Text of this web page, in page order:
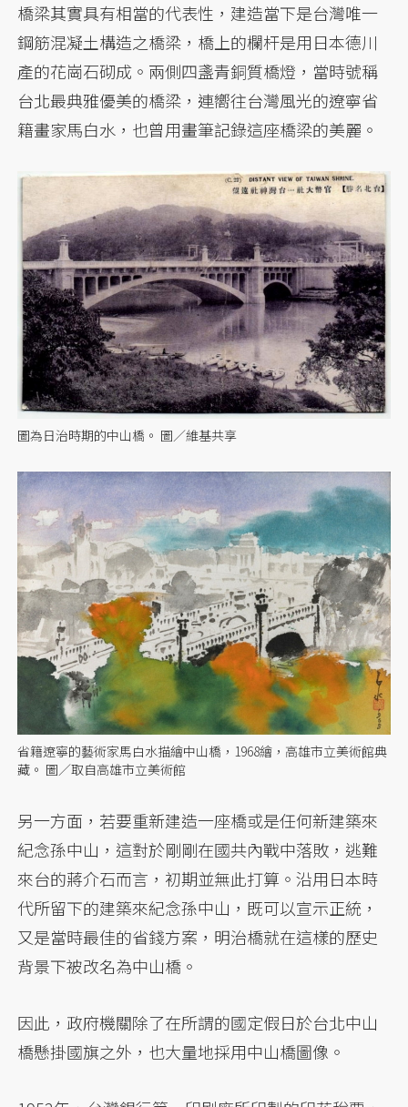
橋梁其實具有相當的代表性，建造當下是台灣唯一
鋼筋混凝土構造之橋梁，橋上的欄杆是用日本德川
產的花崗石砌成。兩側四盞青銅質橋燈，當時號稱
台北最典雅優美的橋梁，連嚮往台灣風光的遼寧省
籍畫家馬白水，也曾用畫筆記錄這座橋梁的美麗。
圖為日治時期的中山橋。 圖／維基共享
省籍遼寧的藝術家馬白水描繪中山橋，1968繪，高雄市立美術館典
藏。 圖／取自高雄市立美術館
另一方面，若要重新建造一座橋或是任何新建築來
紀念孫中山，這對於剛剛在國共內戰中落敗，逃難
來台的蔣介石而言，初期並無此打算。沿用日本時
代所留下的建築來紀念孫中山，既可以宣示正統，
又是當時最佳的省錢方案，明治橋就在這樣的歷史
背景下被改名為中山橋。
因此，政府機關除了在所謂的國定假日於台北中山
橋懸掛國旗之外，也大量地採用中山橋圖像。